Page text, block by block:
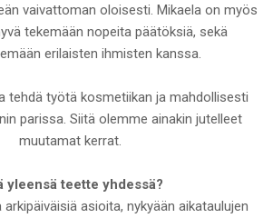
vaivattoman oloisesti. Mikaela on myös
tekemään nopeita päätöksiä, sekä
erilaisten ihmisten kanssa.
tehdä työtä kosmetiikan ja mahdollisesti
parissa. Siitä olemme ainakin jutelleet
muutamat kerrat.
yleensä teette yhdessä?
asioita, nykyään aikataulujen